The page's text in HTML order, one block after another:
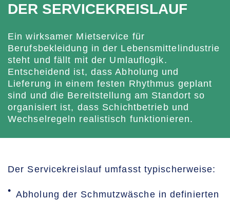
DER SERVICEKREISLAUF
Ein wirksamer Mietservice für
Berufsbekleidung in der Lebensmittelindustrie
steht und fällt mit der Umlauflogik.
Entscheidend ist, dass Abholung und
Lieferung in einem festen Rhythmus geplant
sind und die Bereitstellung am Standort so
organisiert ist, dass Schichtbetrieb und
Wechselregeln realistisch funktionieren.
Der Servicekreislauf umfasst typischerweise:
Abholung der Schmutzwäsche in definierten